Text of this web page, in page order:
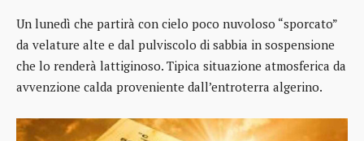
Un lunedì che partirà con cielo poco nuvoloso “sporcato”
da velature alte e dal pulviscolo di sabbia in sospensione
che lo renderà lattiginoso. Tipica situazione atmosferica da
avvenzione calda proveniente dall’entroterra algerino.